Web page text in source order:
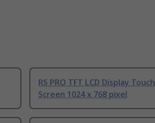
RS PRO TFT LCD Display Touch
Screen 1024 x 768 pixel